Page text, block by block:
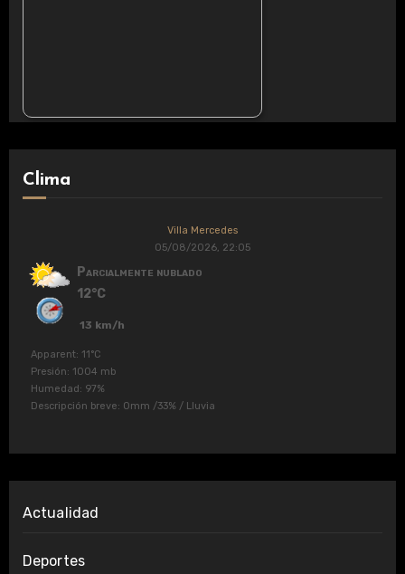
Clima
Villa Mercedes
05/08/2026, 22:05
Parcialmente nublado
12°C
13 km/h
Apparent: 11°C
Presión: 1004 mb
Humedad: 97%
Descripción breve: 0mm /33% / Lluvia
Actualidad
Deportes